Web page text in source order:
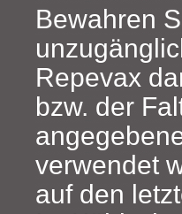
Bewahren
Repevax
bzw. der
verwendet
auf den